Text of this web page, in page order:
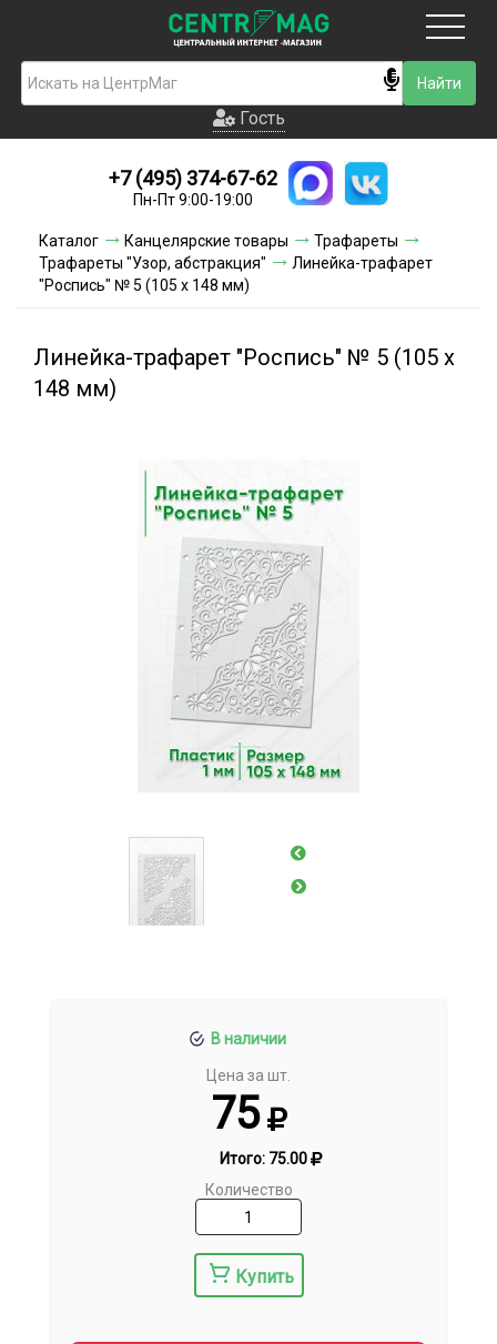
Гость
Новинки
Условия доставки
Условия оплаты
Гость
+7 (495) 374-67-62
Пн-Пт 9:00-19:00
Каталог Канцелярские товары
Трафареты
Трафареты "Узор, абстракция"
Линейка-трафарет
"Роспись" № 5 (105 x 148 мм)
Линейка-трафарет "Роспись" № 5 (105 x
148 мм)
В наличии
Цена за шт.
75
Итого: 75.00
Количество
Купить